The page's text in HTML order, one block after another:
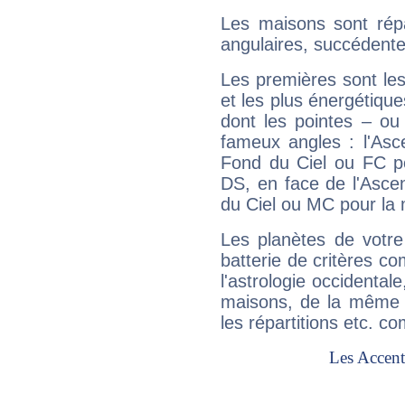
Les maisons sont
angulaires,
Les premières sont
et les plus
dont les pointes –
fameux angles :
Fond du Ciel ou FC
DS, en face de
du Ciel ou MC pour la
Les planètes de
batterie de critères
l'astrologie
maisons, de la
les répartitions etc.